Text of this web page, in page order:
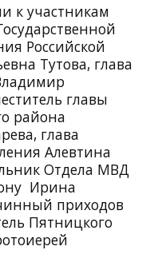
к участникам
Российской
Тутова, глава
главы
района
глава
Алевтина
Отдела МВД
Ирина
приходов
Пятницкого